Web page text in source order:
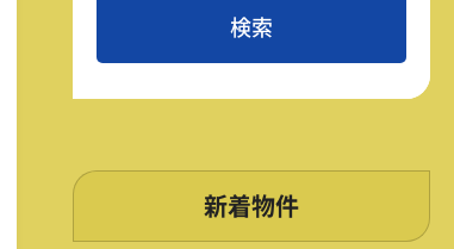
新着物件